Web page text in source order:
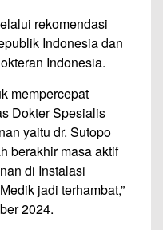
rekomendasi
Indonesia dan
Indonesia.
mempercepat
Dokter Spesialis
yaitu dr. Sutopo
berakhir masa aktif
di Instalasi
jadi terhambat,”
2024.